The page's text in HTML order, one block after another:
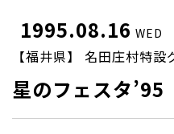
1995.08.16 WED
【福井県】 名田庄村特設
星のフェスタ’95